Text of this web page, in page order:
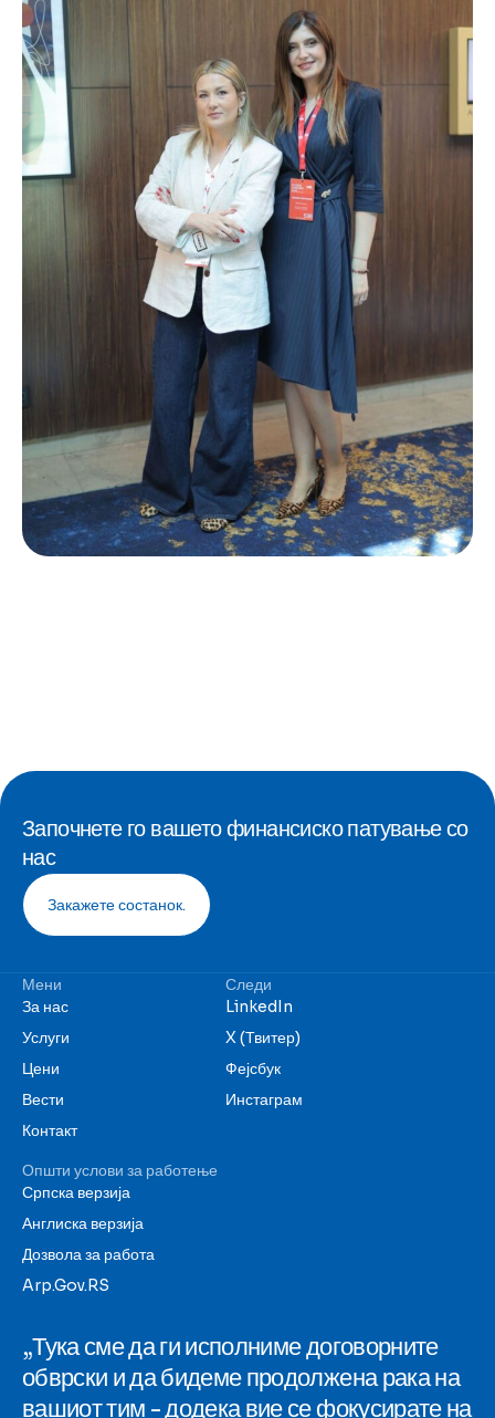
Започнете го вашето финансиско патување со
нас
Закажете состанок.
Мени
За нас
Услуги
Цени
Вести
Контакт
Следи
LinkedIn
X (Твитер)
Фејсбук
Инстаграм
Општи услови за работење
Српска верзија
Англиска верзија
Дозвола за работа
Arp.Gov.RS
„Тука сме да ги исполниме договорните
обврски и да бидеме продолжена рака на
вашиот тим - додека вие се фокусирате на